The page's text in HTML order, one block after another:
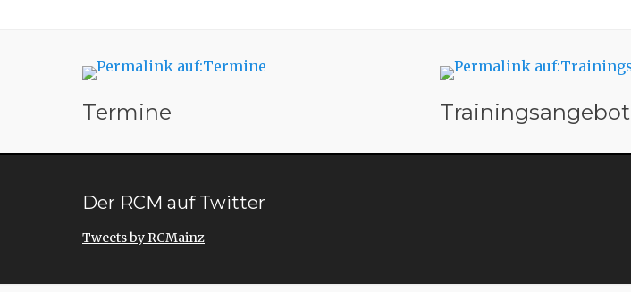
Termine Trainingsangebot
Der RCM auf Twitter
Tweets by RCMainz